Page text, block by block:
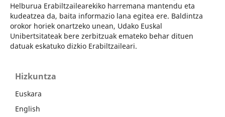
Helburua Erabiltzailearekiko harremana mantendu eta
kudeatzea da, baita informazio lana egitea ere. Baldintza
orokor horiek onartzeko unean, Udako Euskal
Unibertsitateak bere zerbitzuak emateko behar dituen
datuak eskatuko dizkio Erabiltzaileari.
Hizkuntza
Euskara
English